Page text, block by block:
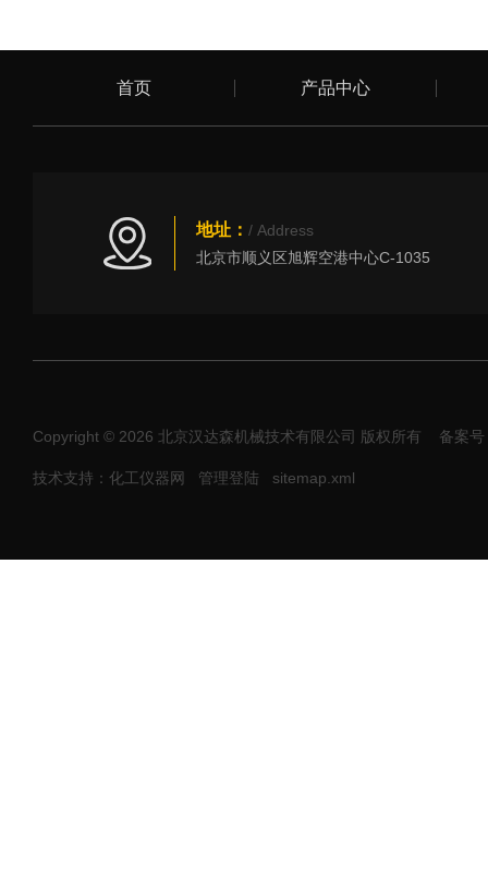
首页 产品中心
地址： / Address
北京市顺义区旭辉空港中心C-1035
Copyright © 2026 北京汉达森机械技术有限公司 版权所有 备案
技术支持：化工仪器网 管理登陆 sitemap.xml